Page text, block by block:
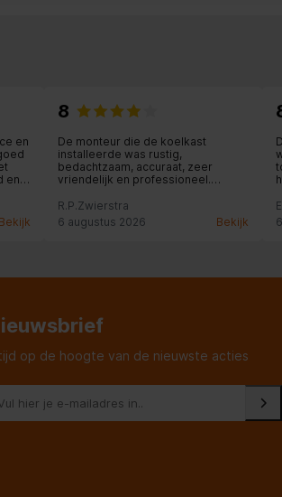
en
en
Bekijk
8
De monteur die de koelkast
installeerde was rustig,
bedachtzaam, accuraat, zeer
vriendelijk en professioneel.
afgerond. Chapeau!
R.P.Zwierstra
6 augustus 2026
Bekijk
op de hoogte van de nieuwste acties